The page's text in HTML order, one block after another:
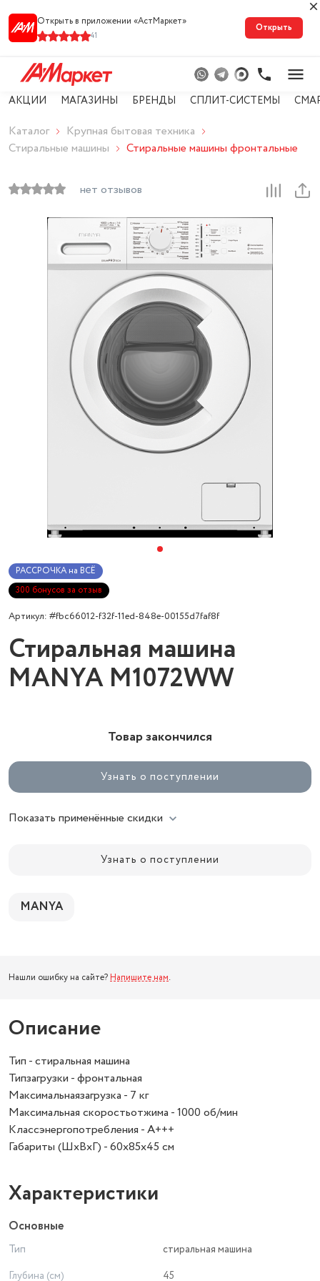
Открыть в приложении «АстМарке‪т‬»
41
Открыть
АКЦИИ МАГАЗИНЫ БРЕНДЫ СПЛИТ-СИСТЕМЫ
Каталог
Крупная бытовая техника
Стиральные машины
Стиральные машины фронтальные
нет отзывов
РАССРОЧКА на ВСЁ
300 бонусов за отзыв
Артикул: #fbc66012-f32f-11ed-848e-00155d7faf8f
Стиральная машина
MANYA M1072WW
Товар закончился
Узнать о поступлении
Показать применённые скидки
Узнать о поступлении
MANYA
Нашли ошибку на сайте? Напишите нам.
Описание
Тип - стиральная машина
Типзагрузки - фронтальная
Максимальнаязагрузка - 7 кг
Максимальная скоростьотжима - 1000 об/мин
Классэнергопотребления - A+++
Габариты (ШхВхГ) - 60х85х45 см
Характеристики
Основные
Тип
стиральная машина
Глубина (см)
45